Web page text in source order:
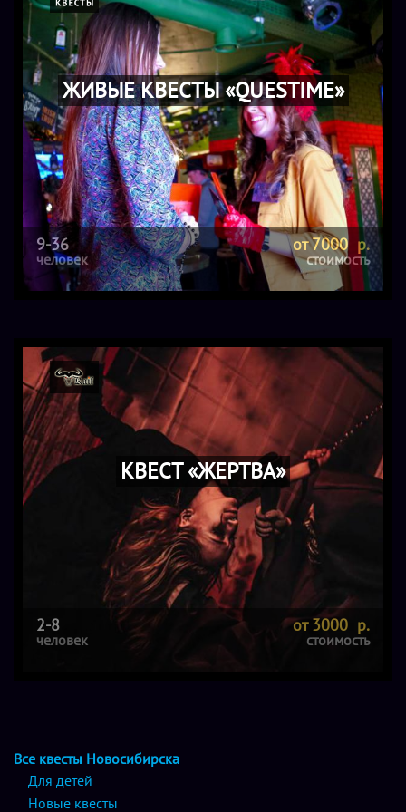
ЖИВЫЕ КВЕСТЫ «QUESTIME»
9-36
человек
от 7000 р.
стоимость
КВЕСТ «ЖЕРТВА»
2-8
человек
от 3000 р.
стоимость
Все квесты Новосибирска
Для детей
Новые квесты